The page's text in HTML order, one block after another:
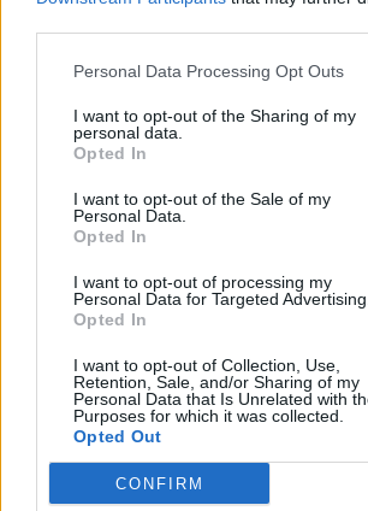
Personal Data Processing Opt Outs
I want to opt-out of the Sharing of my
personal data.
Opted In
I want to opt-out of the Sale of my
Personal Data.
Opted In
I want to opt-out of processing my
Personal Data for Targeted Advertising.
Opted In
I want to opt-out of Collection, Use,
Retention, Sale, and/or Sharing of my
Personal Data that Is Unrelated with
Purposes for which it was collected.
Opted Out
CONFIRM
ΣΥΝΕΧΊΣΤΕ ΝΑ ΔΙΑΒΆΖΕΤΕ
Με το βλέμμα στην κάλπη: πρώτα οι
αυτοδιοικητικές εκλογές – Τα μέχρι
ενδιαφερόμενοι